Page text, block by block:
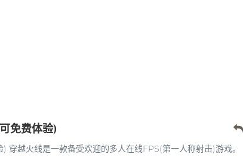
免费体验)
越火线是一款备受欢迎的多人在线FPS(第一人称射击)游戏。